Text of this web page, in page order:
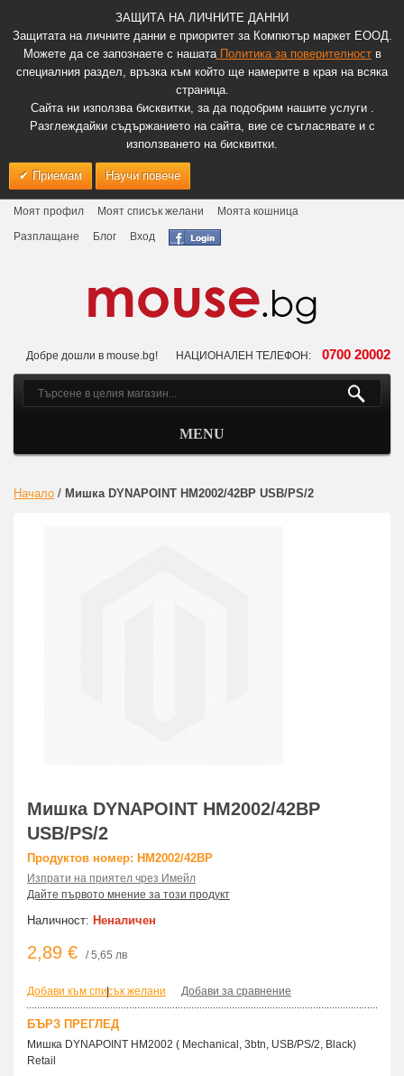
ЗАЩИТА НА ЛИЧНИТЕ ДАННИ
Защитата на личните данни е приоритет за Компютър маркет ЕООД.
Можете да се запознаете с нашатаПолитика за поверителноств
специалния раздел, връзка към който ще намерите в края на всяка
страница.
Сайта ни използва бисквитки, за да подобрим нашите услуги .
Разглеждайки съдържанието на сайта, вие се съгласявате и с
използването на бисквитки.
Приемам Научи повече
Моят профил Моят списък желани
Моята кошница
Разплащане
Блог Вход
Добре дошли в mouse.bg! НАЦИОНАЛЕН ТЕЛЕФОН: 0700 20002
MENU
Начало / Мишка DYNAPOINT HM2002/42BP USB/PS/2
Мишка DYNAPOINT HM2002/42BP
USB/PS/2
Продуктов номер: HM2002/42BP
Изпрати на приятел чрез Имейл
Дайте първото мнение за този продукт
Наличност: Неналичен
2,89 € / 5,65 лв
Добави към списък желани
| Добави за сравнение
БЪРЗ ПРЕГЛЕД
Мишка DYNAPOINT HM2002 ( Mechanical, 3btn, USB/PS/2, Black)
Retail